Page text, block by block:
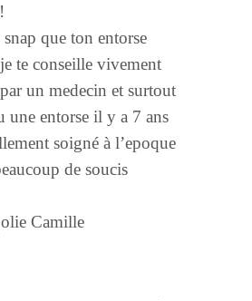
que ton entorse
te conseille vivement
un medecin et surtout
entorse il y a 7 ans
soigné à l’epoque
de soucis
Camille